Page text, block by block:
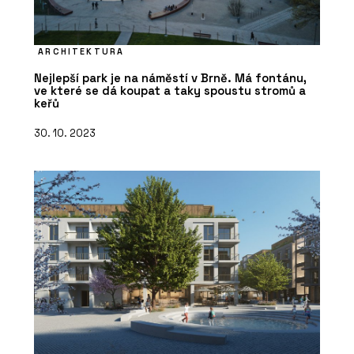
ARCHITEKTURA
Nejlepší park je na náměstí v Brně. Má fontánu,
ve které se dá koupat a taky spoustu stromů a
keřů
30. 10. 2023